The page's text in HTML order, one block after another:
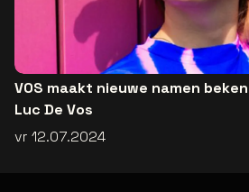
VOS maakt nieuwe namen
Luc De Vos
vr 12.07.2024